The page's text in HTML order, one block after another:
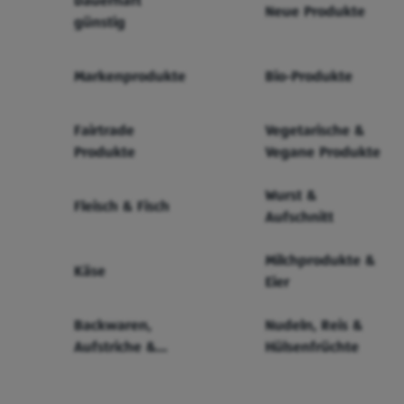
günstig
Neue Produkte
Markenprodukte Bio-Produkte
Fairtrade
Produkte
Vegetarische &
Vegane Produkte
Fleisch & Fisch
Wurst &
Aufschnitt
Käse
Milchprodukte &
Eier
Backwaren,
Aufstriche &
Nudeln, Reis &
Hülsenfrüchte